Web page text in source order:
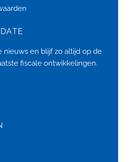
nieuws en blijf zo altijd op de
fiscale ontwikkelingen.